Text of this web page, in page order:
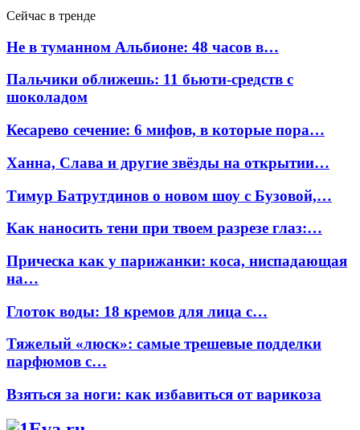
Сейчас в тренде
Не в туманном Альбионе: 48 часов в…
Пальчики оближешь: 11 бьюти-средств с
шоколадом
Кесарево сечение: 6 мифов, в которые пора…
Ханна, Слава и другие звёзды на открытии…
Тимур Батрутдинов о новом шоу с Бузовой,…
Как наносить тени при твоем разрезе глаз:…
Прическа как у парижанки: коса, ниспадающая
на…
Глоток воды: 18 кремов для лица с…
Тяжелый «люск»: самые трешевые подделки
парфюмов с…
Взяться за ноги: как избавиться от варикоза